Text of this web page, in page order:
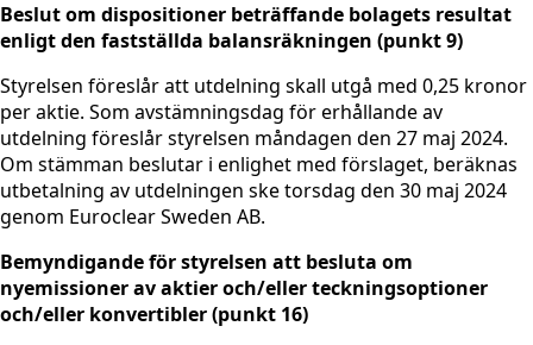
Beslut om dispositioner beträffande bolagets resultat
enligt den fastställda balansräkningen (punkt 9)
Styrelsen föreslår att utdelning skall utgå med 0,25 kronor
per aktie. Som avstämningsdag för erhållande av
utdelning föreslår styrelsen måndagen den 27 maj 2024.
Om stämman beslutar i enlighet med förslaget, beräknas
utbetalning av utdelningen ske torsdag den 30 maj 2024
genom Euroclear Sweden AB.
Bemyndigande för styrelsen att besluta om
nyemissioner av aktier och/eller teckningsoptioner
och/eller konvertibler (punkt 16)